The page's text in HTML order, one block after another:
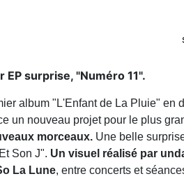
surprise, "Numéro 11".
album "L'Enfant de La Pluie" en
un nouveau projet pour le plus
morceaux. Une belle
Son J". Un visuel réalisé par
La Lune, entre concerts et